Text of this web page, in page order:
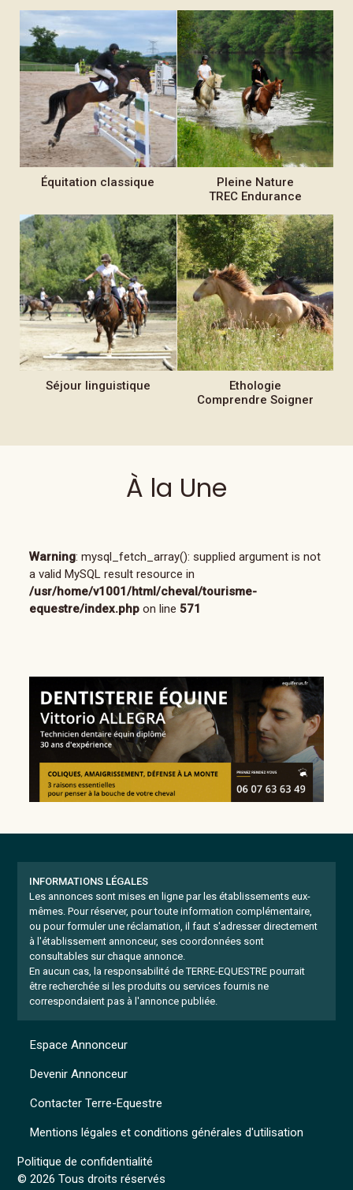
Équitation classique
Pleine Nature
TREC Endurance
Séjour linguistique
Ethologie
Comprendre Soigner
À la Une
Warning: mysql_fetch_array(): supplied argument is not
a valid MySQL result resource in
/usr/home/v1001/html/cheval/tourisme-
equestre/index.php on line 571
INFORMATIONS LÉGALES
Les annonces sont mises en ligne par les établissements eux-
mêmes. Pour réserver, pour toute information complémentaire,
ou pour formuler une réclamation, il faut s'adresser directement
à l'établissement annonceur, ses coordonnées sont
consultables sur chaque annonce.
En aucun cas, la responsabilité de TERRE-EQUESTRE pourrait
être recherchée si les produits ou services fournis ne
correspondaient pas à l'annonce publiée.
Mentions légales et conditions générales d'utilisation
Politique de confidentialité
© 2026 Tous droits réservés
Espace Annonceur
Devenir Annonceur
Contacter Terre-Equestre